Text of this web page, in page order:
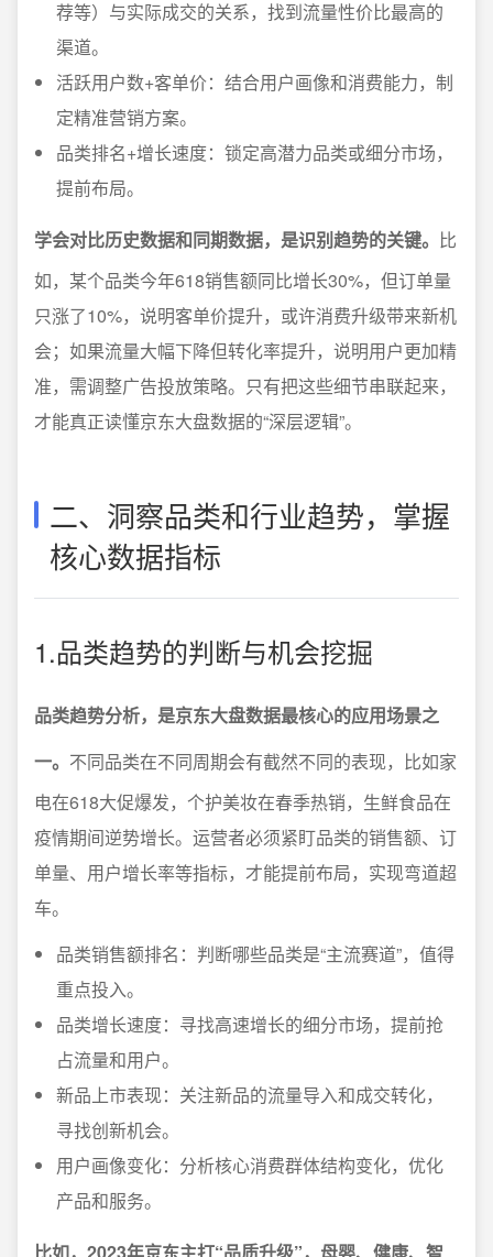
荐等）与实际成交的关系，找到流量性价比最高的
渠道。
活跃用户数+客单价：结合用户画像和消费能力，制
定精准营销方案。
品类排名+增长速度：锁定高潜力品类或细分市场，
提前布局。
学会对比历史数据和同期数据，是识别趋势的关键。 比
如，某个品类今年618销售额同比增长30%，但订单量
只涨了10%，说明客单价提升，或许消费升级带来新机
会；如果流量大幅下降但转化率提升，说明用户更加精
准，需调整广告投放策略。只有把这些细节串联起来，
才能真正读懂京东大盘数据的“深层逻辑”。
二、洞察品类和行业趋势，掌握
核心数据指标
1.品类趋势的判断与机会挖掘
品类趋势分析，是京东大盘数据最核心的应用场景之
一。 不同品类在不同周期会有截然不同的表现，比如家
电在618大促爆发，个护美妆在春季热销，生鲜食品在
疫情期间逆势增长。运营者必须紧盯品类的销售额、订
单量、用户增长率等指标，才能提前布局，实现弯道超
车。
品类销售额排名：判断哪些品类是“主流赛道”，值得
重点投入。
品类增长速度：寻找高速增长的细分市场，提前抢
占流量和用户。
新品上市表现：关注新品的流量导入和成交转化，
寻找创新机会。
用户画像变化：分析核心消费群体结构变化，优化
产品和服务。